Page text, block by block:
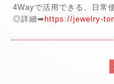
4Wayで活用できる、日常
◎詳細➡ https://jewelry-